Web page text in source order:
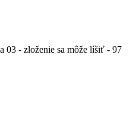
03 - zloženie sa môže líšiť - 97